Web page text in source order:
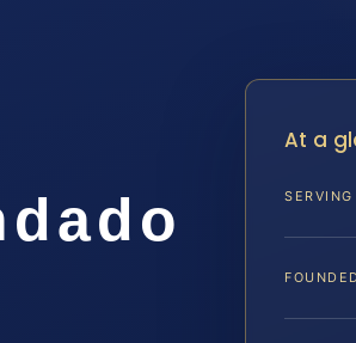
At a
SERVING
FOUNDED